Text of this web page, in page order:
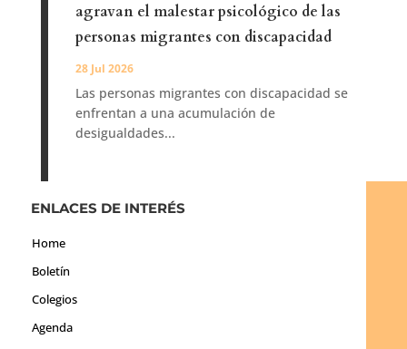
agravan el malestar psicológico de las
personas migrantes con discapacidad
28 Jul 2026
Las personas migrantes con discapacidad se
enfrentan a una acumulación de
desigualdades...
ENLACES DE INTERÉS
Home
Boletín
Colegios
Agenda